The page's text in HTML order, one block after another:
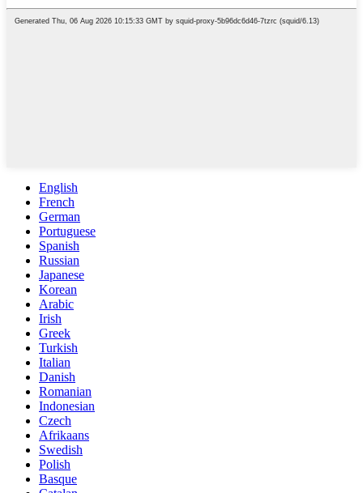
English
French
German
Portuguese
Spanish
Russian
Japanese
Korean
Arabic
Irish
Greek
Turkish
Italian
Danish
Romanian
Indonesian
Czech
Afrikaans
Swedish
Polish
Basque